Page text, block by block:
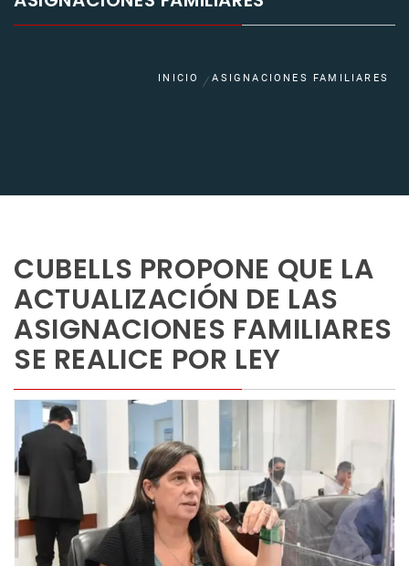
INICIO ASIGNACIONES FAMILIARES
CUBELLS PROPONE QUE LA
ACTUALIZACIÓN DE LAS
ASIGNACIONES FAMILIARES
SE REALICE POR LEY